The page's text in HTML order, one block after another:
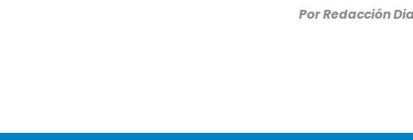
PorRedacción